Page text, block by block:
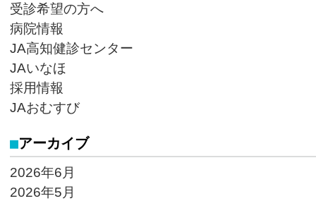
受診希望の方へ
病院情報
JA高知健診センター
JAいなほ
採用情報
JAおむすび
アーカイブ
2026年6月
2026年5月